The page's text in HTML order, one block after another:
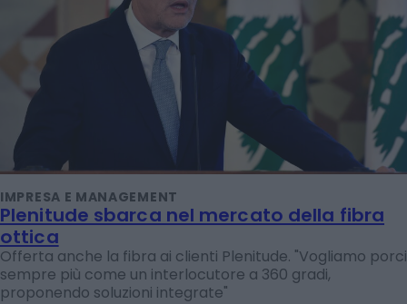
IMPRESA E MANAGEMENT
Plenitude sbarca nel mercato della fibra
ottica
Offerta anche la fibra ai clienti Plenitude. "Vogliamo porci
sempre più come un interlocutore a 360 gradi,
proponendo soluzioni integrate"